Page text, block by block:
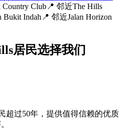
Club 📍 邻近The Hills
Bukit Indah 📍 邻近Jalan Horizon
居民选择我们
超过50年，提供值得信赖的优质